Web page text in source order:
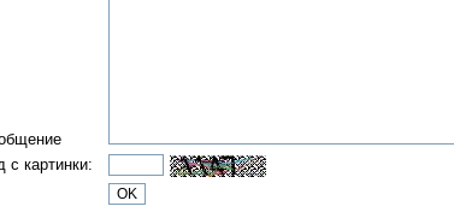
с картинки: